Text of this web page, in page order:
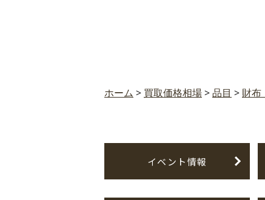
ホーム > 買取価格相場>品目 > 財布
イベント情報